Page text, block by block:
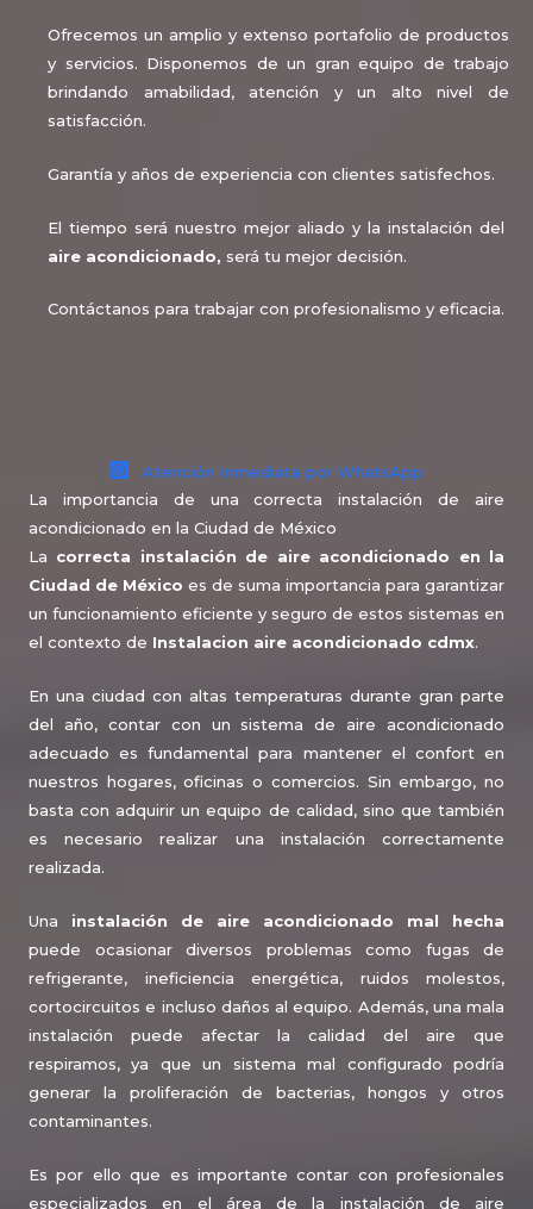
Ofrecemos un amplio y extenso portafolio de productos
y servicios. Disponemos de un gran equipo de trabajo
brindando amabilidad, atención y un alto nivel de
satisfacción.
Garantía y años de experiencia con clientes satisfechos.
El tiempo será nuestro mejor aliado y la instalación del
aire acondicionado, será tu mejor decisión.
Contáctanos para trabajar con profesionalismo y eficacia.
Atención Inmediata por WhatsApp
La importancia de una correcta instalación de aire
acondicionado en la Ciudad de México
La correcta instalación de aire acondicionado en la
Ciudad de México es de suma importancia para garantizar
un funcionamiento eficiente y seguro de estos sistemas en
el contexto de Instalacion aire acondicionado cdmx.
En una ciudad con altas temperaturas durante gran parte
del año, contar con un sistema de aire acondicionado
adecuado es fundamental para mantener el confort en
nuestros hogares, oficinas o comercios. Sin embargo, no
basta con adquirir un equipo de calidad, sino que también
es necesario realizar una instalación correctamente
realizada.
Una instalación de aire acondicionado mal hecha
puede ocasionar diversos problemas como fugas de
refrigerante, ineficiencia energética, ruidos molestos,
cortocircuitos e incluso daños al equipo. Además, una mala
instalación puede afectar la calidad del aire que
respiramos, ya que un sistema mal configurado podría
generar la proliferación de bacterias, hongos y otros
contaminantes.
Es por ello que es importante contar con profesionales
especializados en el área de la instalación de aire